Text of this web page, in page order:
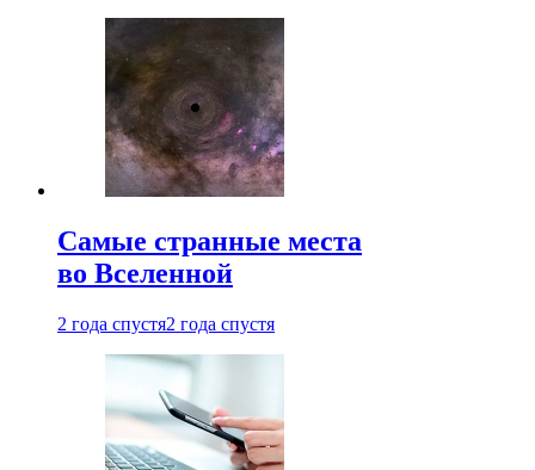
Самые странные места
во Вселенной
2 года спустя2 года спустя